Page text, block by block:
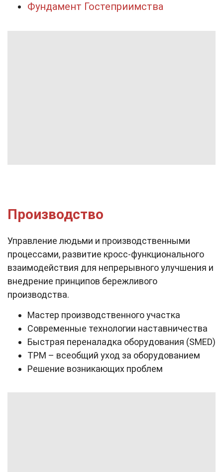
Фундамент Гостеприимства
Производство
Управление людьми и производственными
процессами, развитие кросс-функционального
взаимодействия для непрерывного улучшения и
внедрение принципов бережливого
производства.
Мастер производственного участка
Современные технологии наставничества
Быстрая переналадка оборудования (SMED)
TPM – всеобщий уход за оборудованием
Решение возникающих проблем